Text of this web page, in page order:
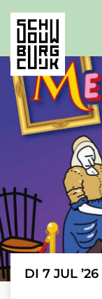
DI 7 JUL ’26